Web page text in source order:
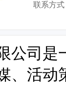
联系方式
公司
、活